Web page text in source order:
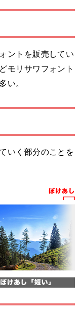
ントを販売してい
モリサワフォント
い。
いく部分のことを